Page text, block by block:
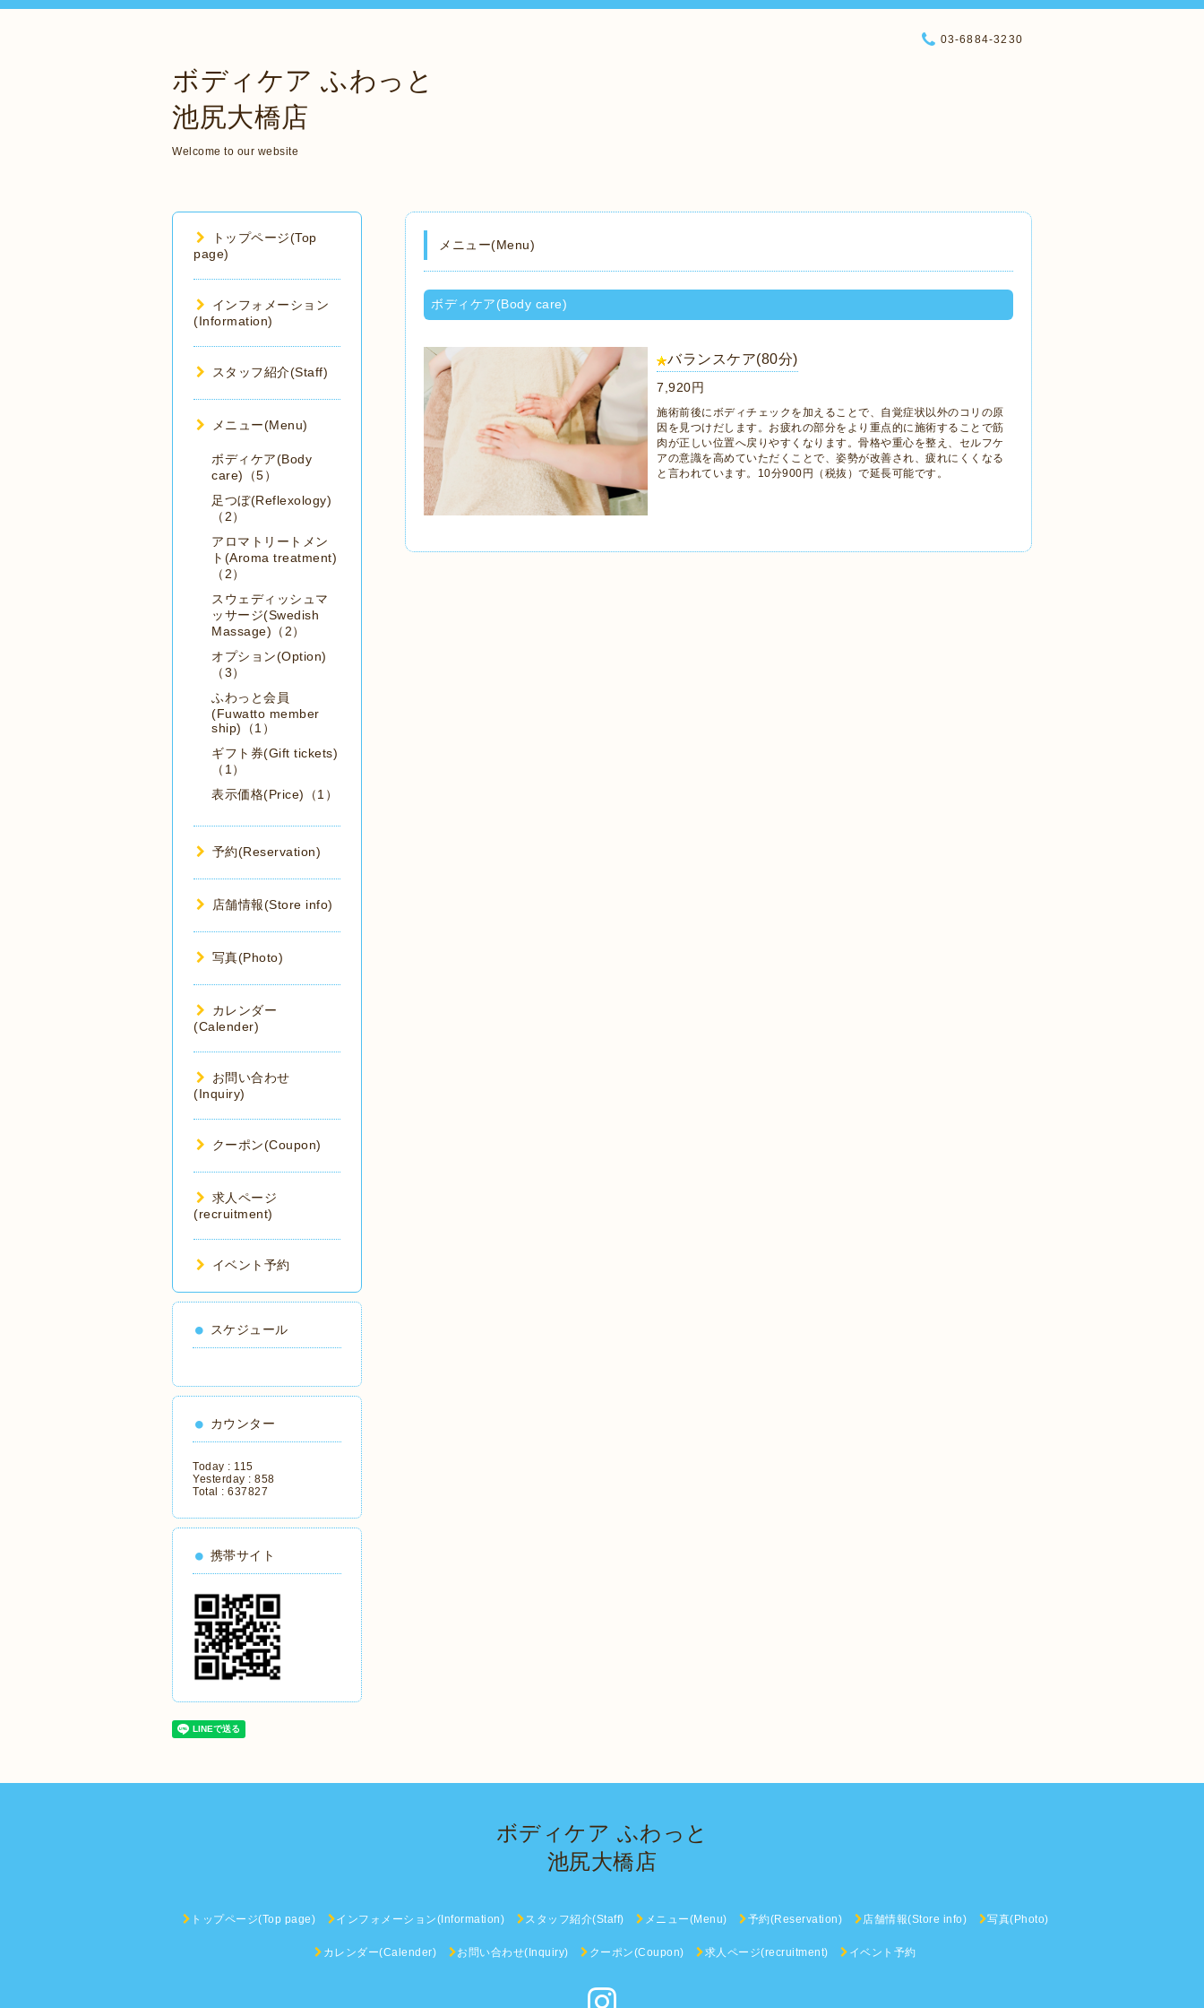
ボディケア ふわっと
池尻大橋店
Welcome to our website
03-6884-3230
メニュー(Menu)
ボディケア(Body care)
バランスケア(80分)
7,920円
施術前後にボディチェックを加えることで、自覚症状以外のコリの原
因を見つけだします。お疲れの部分をより重点的に施術することで筋
肉が正しい位置へ戻りやすくなります。骨格や重心を整え、セルフケ
アの意識を高めていただくことで、姿勢が改善され、疲れにくくなる
と言われています。10分900円（税抜）で延長可能です。
トップページ(Top
page)
インフォメーション
(Information)
スタッフ紹介(Staff)
メニュー(Menu)
ボディケア(Body
care)（5）
足つぼ(Reflexology)
（2）
アロマトリートメン
ト(Aroma treatment)
（2）
スウェディッシュマ
ッサージ(Swedish
Massage)（2）
オプション(Option)
（3）
ふわっと会員
(Fuwatto member
ship)（1）
ギフト券(Gift tickets)
（1）
表示価格(Price)（1）
予約(Reservation)
店舗情報(Store info)
写真(Photo)
カレンダー
(Calender)
お問い合わせ
(Inquiry)
クーポン(Coupon)
求人ページ
(recruitment)
イベント予約
スケジュール
カウンター
Today : 115
Yesterday : 858
Total : 637827
携帯サイト
ボディケア ふわっと
池尻大橋店
トップページ(Top page) インフォメーション(Information) スタッフ紹介(Staff) メニュー(Menu) 予約(Reservation) 店舗情報(Store info) 写真(Photo)
カレンダー(Calender) お問い合わせ(Inquiry) クーポン(Coupon) 求人ページ(recruitment) イベント予約